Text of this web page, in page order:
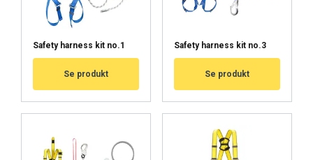
Safety harness kit no.1
Se produkt
Safety harness kit no.3
Se produkt